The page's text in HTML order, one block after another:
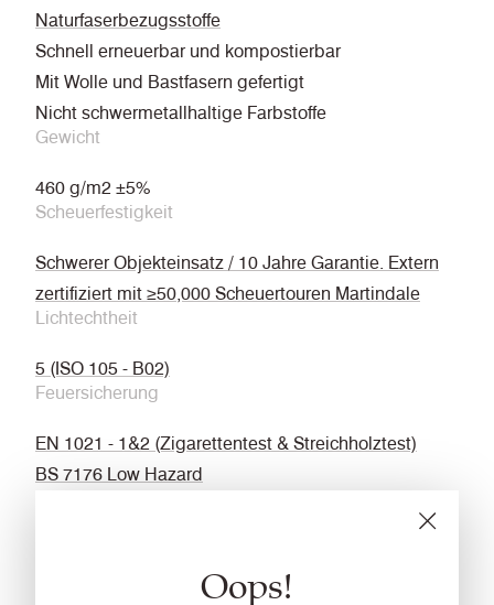
Oops!
Naturfaserbezugsstoffe
Schnell erneuerbar und kompostierbar
Mit Wolle und Bastfasern gefertigt
Nicht schwermetallhaltige Farbstoffe
Gewicht
460 g/m2 ±5%
Scheuerfestigkeit
Schwerer Objekteinsatz / 10 Jahre Garantie. Extern
zertifiziert mit ≥50,000 Scheuertouren Martindale
Lichtechtheit
5 (ISO 105 - B02)
Feuersicherung
EN 1021 - 1&2 (Zigarettentest & Streichholztest)
BS 7176 Low Hazard
EN 13501-1 Adhered Class B, s1 ,d0